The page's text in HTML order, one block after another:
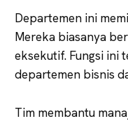
Departemen ini
Mereka biasanya
eksekutif. Fungsi ini
departemen bisnis
Tim membantu